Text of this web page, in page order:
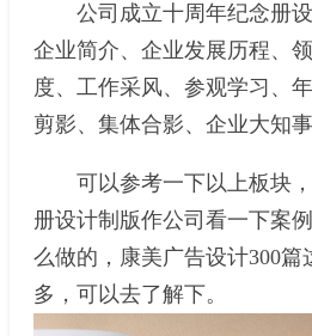
公司成立十周年纪念册设
企业简介、企业发展历程、
度、工作采风、参观学习、
剪影、集体合影、企业大知事
可以参考一下以上板块，
册设计制版作公司看一下案
么做的，康美广告设计300
多，可以去了解下。